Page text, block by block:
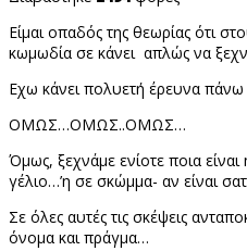
Είμαι οπαδός της θεωρίας ότι
κωμωδία σε κάνει απλώς να
Εχω κάνει πολυετή έρευνα
ΟΜΩΣ…ΟΜΩΣ..ΟΜΩΣ…
Όμως, ξεχνάμε ενίοτε ποια
γέλιο…’η σε σκώμμα- αν είναι
Σε όλες αυτές τις σκέψεις
όνομα και πράγμα…